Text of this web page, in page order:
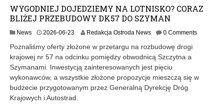
WYGODNIEJ DOJEDZIEMY NA LOTNISKO? CORAZ
BLIŻEJ PRZEBUDOWY DK57 DO SZYMAN
News 2026-06-232
2
6
-
0
2
Redakcja Ostroda News 0 Comments
Poznaliśmy oferty złożone w przetargu na rozbudowę drogi
krajowej nr 57 na odcinku pomiędzy obwodnicą Szczytna a
Szymanami. Inwestycją zainteresowanych jest pięciu
wykonawców, a wszystkie złożone propozycje mieszczą się w
budżecie przygotowanym przez Generalną Dyrekcję Dróg
Krajowych i Autostrad.